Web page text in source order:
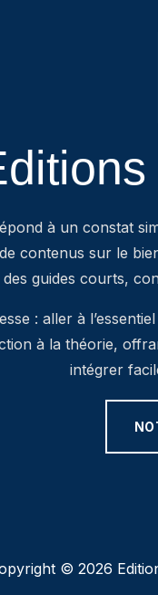
à un constat
contenus sur le
des guides courts,
: aller à
à la théorie,
intégrer
© 2026